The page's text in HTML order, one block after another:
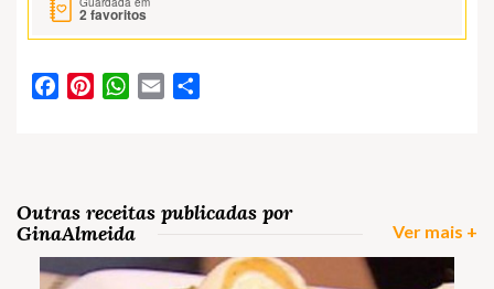
2 favoritos
FacebookPinterestWhatsApp
Email
Outras receitas publicadas por
GinaAlmeida
Ver mais +